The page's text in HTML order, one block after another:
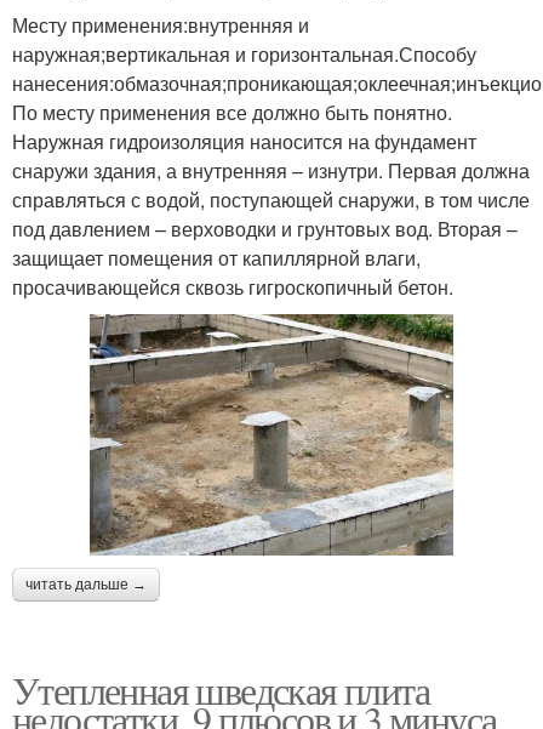
Месту применения:внутренняя и
наружная;вертикальная и горизонтальная.Способу
По месту применения все должно быть понятно.
Наружная гидроизоляция наносится на фундамент
снаружи здания, а внутренняя – изнутри. Первая должна
справляться с водой, поступающей снаружи, в том числе
под давлением – верховодки и грунтовых вод. Вторая –
защищает помещения от капиллярной влаги,
просачивающейся сквозь гигроскопичный бетон.
читать дальше →
Утепленная шведская плита